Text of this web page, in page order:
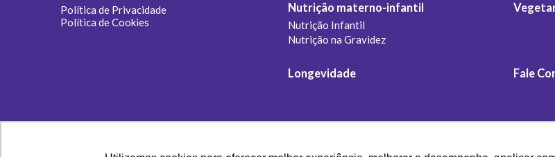
Política de Privacidade
Política de Cookies
Nutrição materno-infantil
Nutrição Infantil
Nutrição na Gravidez
Longevidade Fale